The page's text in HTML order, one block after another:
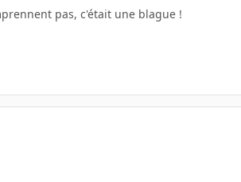
pas, c'était une blague !